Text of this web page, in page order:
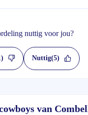
nuttig voor jou?
Nuttig(5)
van